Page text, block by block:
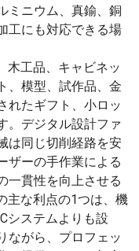
ミニウム、真鍮、銅
工にも対応できる場
木工品、キャビネッ
、模型、試作品、金
れたギフト、小ロッ
。デジタル設計ファ
は同じ切削経路を安
ザーの手作業による
一貫性を向上させる
主な利点の1つは、機
システムよりも設
ながら、プロフェッ